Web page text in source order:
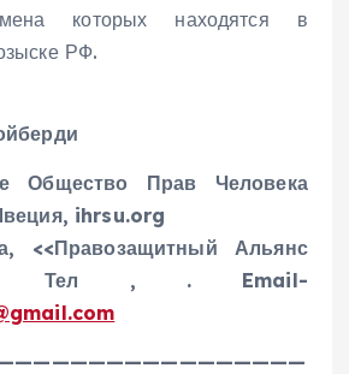
которых находятся в
РФ.
Общество Прав Человека
ihrsu.org
<<Правозащитный Альянс
Тел , . Email-